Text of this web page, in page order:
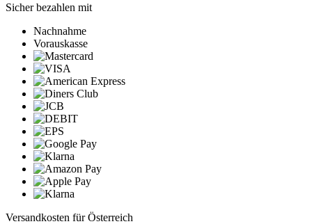
Sicher bezahlen mit
Nachnahme
Vorauskasse
Versandkosten für Österreich